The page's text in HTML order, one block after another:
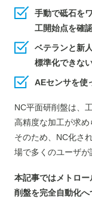
手動で砥石を
工開始点を確
ベテランと新
標準化できな
AEセンサを使
NC平面研削盤は、
高精度な加工が求め
そのため、NC化さ
場で多くのユーザが
本記事ではメトロー
削盤を完全自動化へ